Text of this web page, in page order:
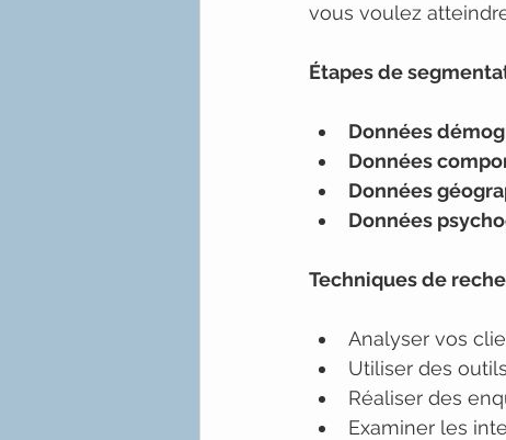
vous voulez
Étapes de
Données
Données
Données
Données
Techniques de
Analyser vos
Utiliser des
Réaliser des
Examiner les